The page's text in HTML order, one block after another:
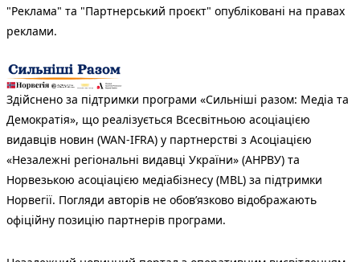
"Реклама" та "Партнерський проєкт" опубліковані на правах
реклами.
Здійснено за підтримки програми «Сильніші разом: Медіа та
Демократія», що реалізується Всесвітньою асоціацією
видавців новин (WAN-IFRA) у партнерстві з Асоціацією
«Незалежні регіональні видавці України» (АНРВУ) та
Норвезькою асоціацією медіабізнесу (MBL) за підтримки
Норвегії. Погляди авторів не обов’язково відображають
офіційну позицію партнерів програми.